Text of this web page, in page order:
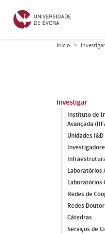
Início Investigar
Investigar
Instituto de
Avançada
Unidades I&D
Laboratórios
Laboratórios
Redes de
Redes
Cátedras
Serviços de